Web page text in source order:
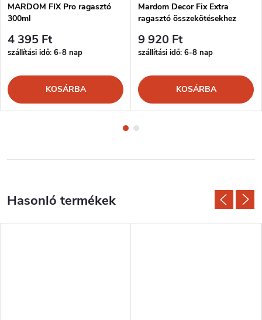
MARDOM FIX Pro ragasztó
300ml
4 395 Ft
szállítási idő: 6-8 nap
KOSÁRBA
Mardom Decor Fix Extra
ragasztó összekötésekhez
9 920 Ft
szállítási idő: 6-8 nap
KOSÁRBA